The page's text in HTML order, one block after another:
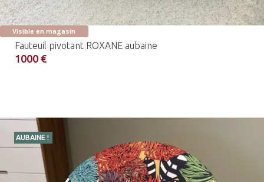
Visible en magasin
Fauteuil pivotant ROXANE aubaine
1000 €
AUBAINE !